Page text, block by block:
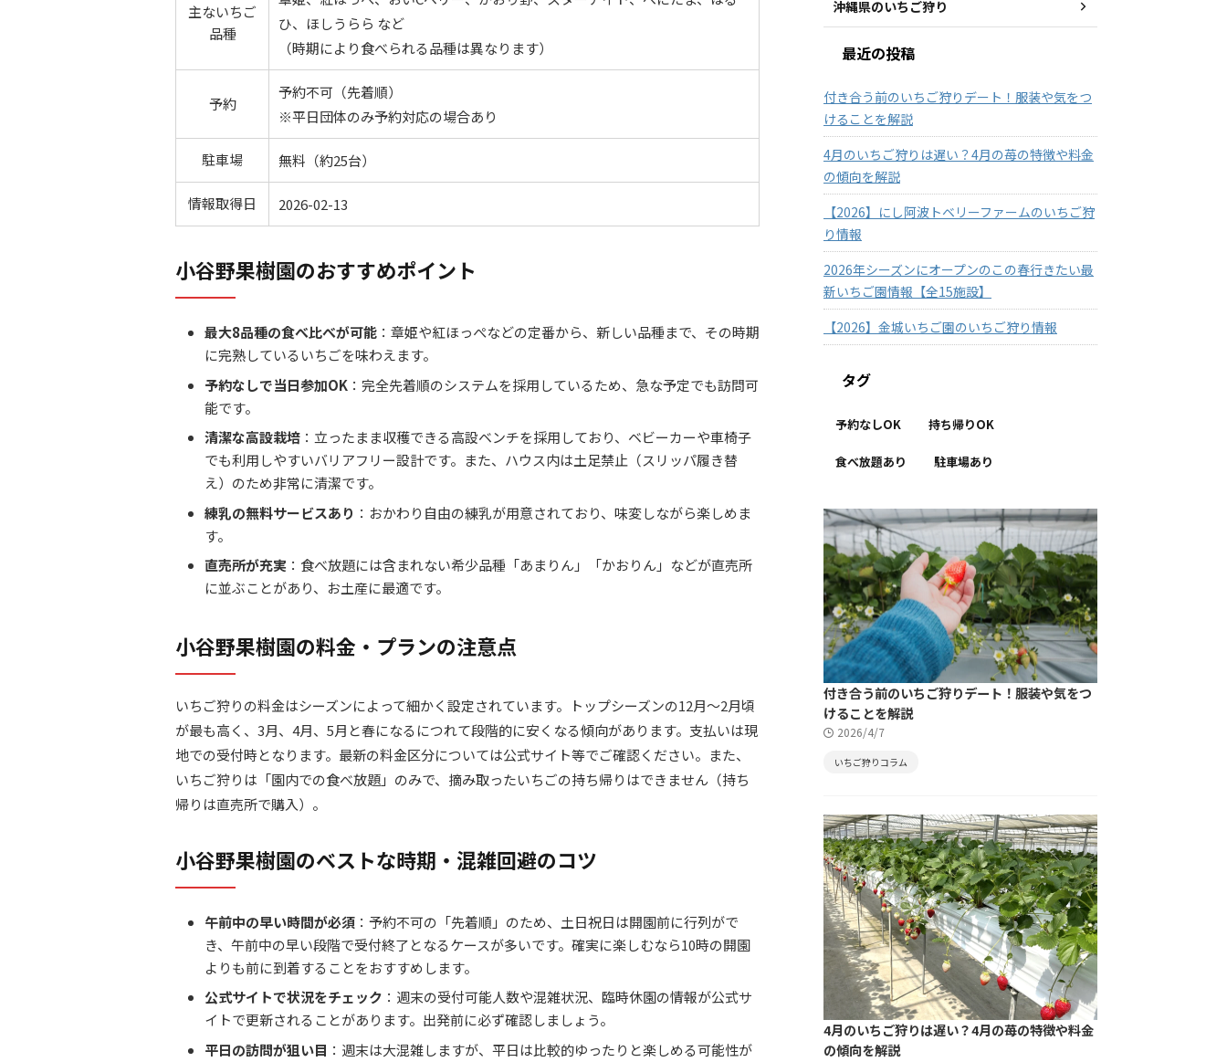
主ないちご
品種
ひ、ほしうらら など
（時期により食べられる品種は異なります）
予約
予約不可（先着順）
※平日団体のみ予約対応の場合あり
駐車場 無料（約25台）
情報取得日 2026-02-13
小谷野果樹園のおすすめポイント
最大8品種の食べ比べが可能 ：章姫や紅ほっぺなどの定番から、新しい品種まで、その時期
に完熟しているいちごを味わえます。
予約なしで当日参加OK ：完全先着順のシステムを採用しているため、急な予定でも訪問可
能です。
清潔な高設栽培 ：立ったまま収穫できる高設ベンチを採用しており、ベビーカーや車椅子
でも利用しやすいバリアフリー設計です。また、ハウス内は土足禁止（スリッパ履き替
え）のため非常に清潔です。
練乳の無料サービスあり ：おかわり自由の練乳が用意されており、味変しながら楽しめま
す。
直売所が充実 ：食べ放題には含まれない希少品種「あまりん」「かおりん」などが直売所
に並ぶことがあり、お土産に最適です。
小谷野果樹園の料金・プランの注意点
いちご狩りの料金はシーズンによって細かく設定されています。トップシーズンの12月～2月頃
が最も高く、3月、4月、5月と春になるにつれて段階的に安くなる傾向があります。支払いは現
地での受付時となります。最新の料金区分については公式サイト等でご確認ください。また、
いちご狩りは「園内での食べ放題」のみで、摘み取ったいちごの持ち帰りはできません（持ち
帰りは直売所で購入）。
小谷野果樹園のベストな時期・混雑回避のコツ
午前中の早い時間が必須 ：予約不可の「先着順」のため、土日祝日は開園前に行列がで
き、午前中の早い段階で受付終了となるケースが多いです。確実に楽しむなら10時の開園
よりも前に到着することをおすすめします。
公式サイトで状況をチェック ：週末の受付可能人数や混雑状況、臨時休園の情報が公式サ
イトで更新されることがあります。出発前に必ず確認しましょう。
平日の訪問が狙い目 ：週末は大混雑しますが、平日は比較的ゆったりと楽しめる可能性が
沖縄県のいちご狩り
最近の投稿
付き合う前のいちご狩りデート！服装や気をつ
けることを解説
4月のいちご狩りは遅い？4月の苺の特徴や料金
の傾向を解説
【2026】にし阿波トベリーファームのいちご狩
り情報
2026年シーズンにオープンのこの春行きたい最
新いちご園情報【全15施設】
【2026】金城いちご園のいちご狩り情報
タグ
予約なしOK 持ち帰りOK
食べ放題あり 駐車場あり
付き合う前のいちご狩りデート！服装や気をつ
けることを解説
2026/4/7
いちご狩りコラム
4月のいちご狩りは遅い？4月の苺の特徴や料金
の傾向を解説